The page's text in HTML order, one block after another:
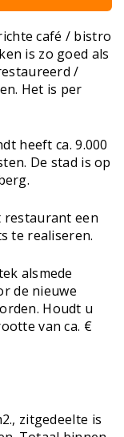
café / bistro
is zo goed als
/
Het is per
heeft ca. 9.000
De stad is op
restaurant een
te realiseren.
alsmede
de nieuwe
Houdt u
van ca. €
zitgedeelte is